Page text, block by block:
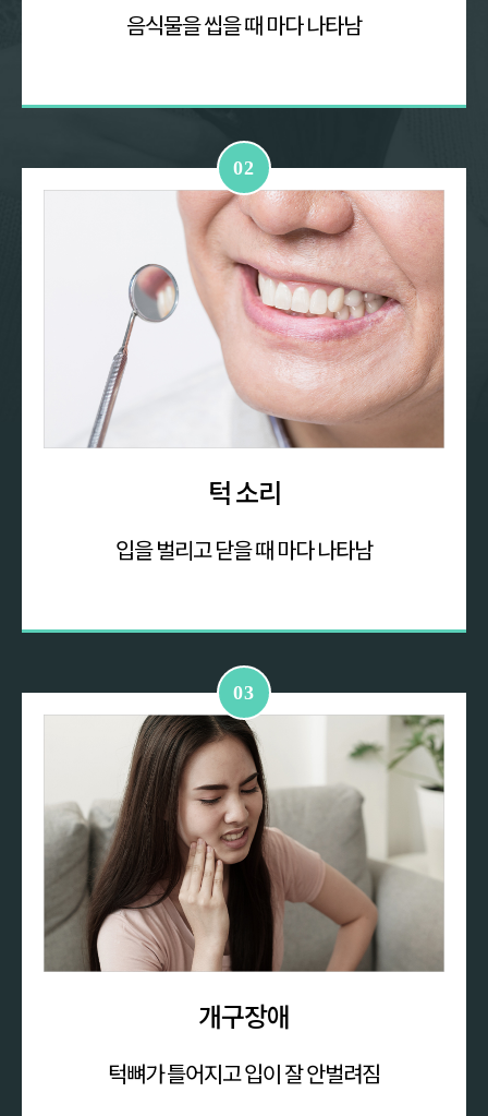
음식물을 씹을 때마다 나타남
턱 소리
입을 벌리고 닫을 때마다 나타남
개구장애
턱뼈가 틀어지고입이 잘 안벌려짐